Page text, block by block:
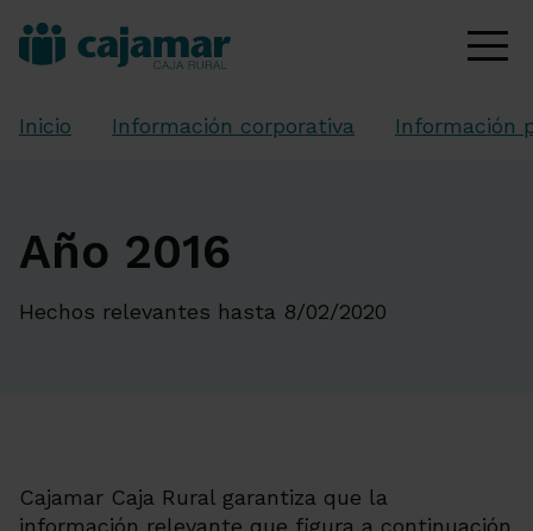
Inicio Información corporativa Información
Año 2016
Hechos relevantes hasta 8/02/2020
Cajamar Caja Rural garantiza que la
información relevante que figura a continuación